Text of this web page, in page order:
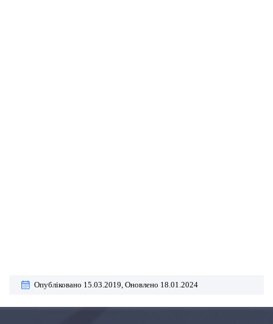
Опубліковано 15.03.2019, Оновлено 18.01.2024